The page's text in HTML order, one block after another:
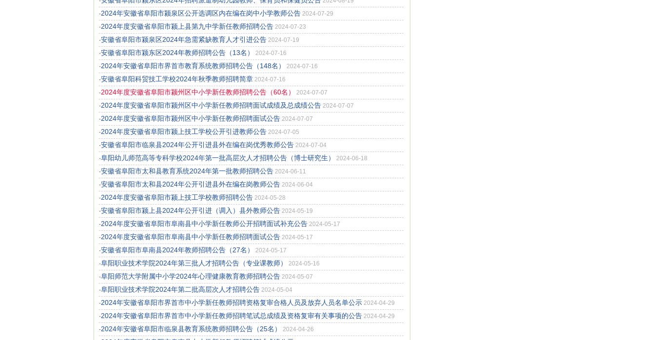
·2024年安徽省阜阳市颍泉区公开选调区内在编在岗中小学教师公告 2024-07-29
·2024年度安徽省阜阳市颍上县第九中学新任教师招聘公告 2024-07-23
·安徽省阜阳市颍泉区2024年急需紧缺教育人才引进公告 2024-07-19
·安徽省阜阳市颍东区2024年教师招聘公告（13名）
2024-07-16
·2024年安徽省阜阳市界首市教育系统教师招聘公告（148名）
2024-07-16
·安徽省阜阳科贸技工学校2024年秋季教师招聘简章 2024-07-16
·2024年度安徽省阜阳市颍州区中小学新任教师招聘公告（60名）
2024-07-07
·2024年度安徽省阜阳市颍州区中小学新任教师招聘面试成绩及总成绩公告 2024-07-07
·2024年度安徽省阜阳市颍州区中小学新任教师招聘面试公告 2024-07-07
·2024年度安徽省阜阳市颍上技工学校公开引进教师公告 2024-07-05
·安徽省阜阳市临泉县2024年公开引进县外在编在岗优秀教师公告 2024-07-04
·阜阳幼儿师范高等专科学校2024年第一批高层次人才招聘公告（博士研究生）
2024-06-18
·安徽省阜阳市太和县教育系统2024年第一批教师招聘公告 2024-06-11
·安徽省阜阳市太和县2024年公开引进县外在编在岗教师公告 2024-06-04
·2024年度安徽省阜阳市颍上技工学校教师招聘公告 2024-05-28
·安徽省阜阳市颍上县2024年公开引进（调入）县外教师公告 2024-05-19
·2024年度安徽省阜阳市阜南县中小学新任教师公开招聘面试补充公告 2024-05-17
·2024年度安徽省阜阳市阜南县中小学新任教师招聘面试公告 2024-05-17
·安徽省阜阳市阜南县2024年教师招聘公告（27名）
2024-05-17
·阜阳职业技术学院2024年第三批人才招聘公告（专业课教师）
2024-05-16
·阜阳师范大学附属中小学2024年心理健康教育教师招聘公告 2024-05-07
·阜阳职业技术学院2024年第二批高层次人才招聘公告 2024-05-04
·2024年安徽省阜阳市界首市中小学新任教师招聘资格复审合格人员及放弃人员名单公示 2024-04-29
·2024年安徽省阜阳市界首市中小学新任教师招聘笔试总成绩及资格复审有关事项的公告 2024-04-29
·2024年安徽省阜阳市临泉县教育系统教师招聘公告（25名）
2024-04-26